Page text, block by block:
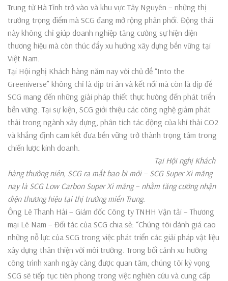
Trung từ Hà Tĩnh trở vào và khu vực Tây Nguyên – những thị
trường trọng điểm mà SCG đang mở rộng phân phối. Động thái
này không chỉ giúp doanh nghiệp tăng cường sự hiện diện
thương hiệu mà còn thúc đẩy xu hướng xây dựng bền vững tại
Việt Nam.
Tại Hội nghị Khách hàng năm nay với chủ đề “Into the
Greeniverse” không chỉ là dịp tri ân và kết nối mà còn là dịp để
SCG mang đến những giải pháp thiết thực hướng đến phát triển
bền vững. Tại sự kiện, SCG giới thiệu các công nghệ giảm phát
thải trong ngành xây dựng, phân tích tác động của khí thải CO2
và khẳng định cam kết đưa bền vững trở thành trọng tâm trong
chiến lược kinh doanh.
Tại Hội nghị Khách
hàng thường niên, SCG ra mắt bao bì mới – SCG Super Xi măng
nay là SCG Low Carbon Super Xi măng – nhằm tăng cường nhận
diện thương hiệu tại thị trường miền Trung.
Ông Lê Thanh Hải – Giám đốc Công ty TNHH Vận tải – Thương
mại Lê Nam – Đối tác của SCG chia sẻ: “Chúng tôi đánh giá cao
những nỗ lực của SCG trong việc phát triển các giải pháp vật liệu
xây dựng thân thiện với môi trường. Trong bối cảnh xu hướng
công trình xanh ngày càng được quan tâm, chúng tôi kỳ vọng
SCG sẽ tiếp tục tiên phong trong việc nghiên cứu và cung cấp